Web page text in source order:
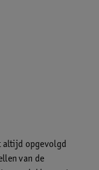
altijd opgevolgd
van de